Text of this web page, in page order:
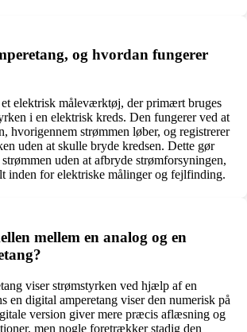
og hvordan fungerer
et elektrisk måleværktøj, der primært bruges
i en elektrisk kreds. Den fungerer ved at
hvorigennem strømmen løber, og registrerer
uden at skulle bryde kredsen. Dette gør
uden at afbryde strømforsyningen,
inden for elektriske målinger og fejlfinding.
mellem en analog og en
viser strømstyrken ved hjælp af en
en digital amperetang viser den numerisk på
version giver mere præcis aflæsning og
men nogle foretrækker stadig den